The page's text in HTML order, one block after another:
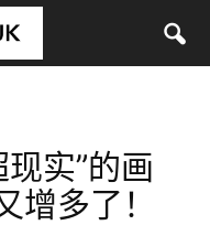
实”的画
多了！